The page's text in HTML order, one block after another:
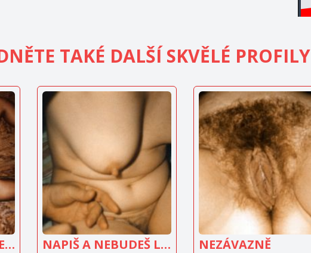
TAKÉ DALŠÍ SKVĚLÉ PROFILY
HLEDÁM MUŽE, KTERÉMU NEJDE JEN O SEBE
ZOBRAZIT
INZERÁT
NAPIŠ A NEBUDEŠ LITOVAT
ZOBRAZIT
INZERÁT
NEZÁVAZNĚ